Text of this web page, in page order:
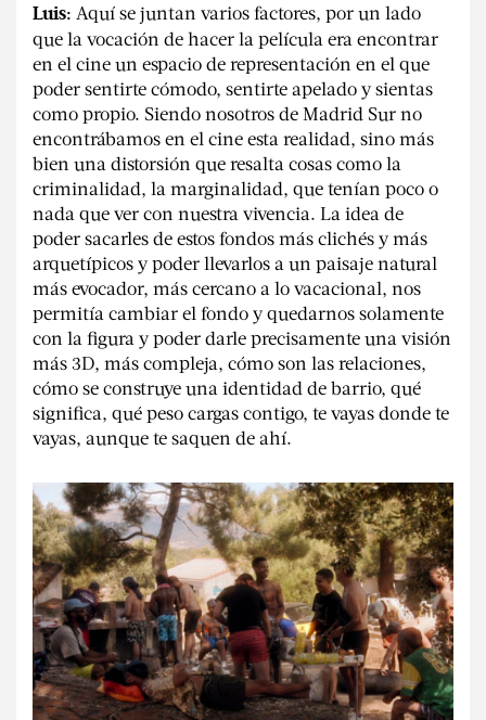
Luis: Aquí se juntan varios factores, por un lado
que la vocación de hacer la película era encontrar
en el cine un espacio de representación en el que
poder sentirte cómodo, sentirte apelado y sientas
como propio. Siendo nosotros de Madrid Sur no
encontrábamos en el cine esta realidad, sino más
bien una distorsión que resalta cosas como la
criminalidad, la marginalidad, que tenían poco o
nada que ver con nuestra vivencia. La idea de
poder sacarles de estos fondos más clichés y más
arquetípicos y poder llevarlos a un paisaje natural
más evocador, más cercano a lo vacacional, nos
permitía cambiar el fondo y quedarnos solamente
con la figura y poder darle precisamente una visión
más 3D, más compleja, cómo son las relaciones,
cómo se construye una identidad de barrio, qué
significa, qué peso cargas contigo, te vayas donde te
vayas, aunque te saquen de ahí.